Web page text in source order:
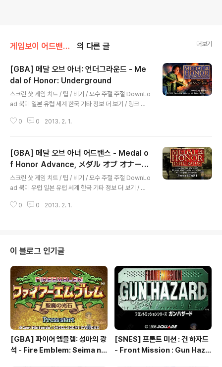
게임보이 어드밴스 / [GBA]/액션/아케이드 의 다른 글 더보기
[GBA] 메달 오브 아너: 언더그라운드 - Me
dal of Honor: Underground
스크린 샷 게임 치트 / 팁 / 비기 / 묘수 주절 주절 DownLo
ad 북미 일본 유럽 세계 한국 기타 정보 더 보기 / 링크 관
액션/아케이드] - [GBA] 메달 오브 아너 어드밴스 - Med
filtrator
0 0 2013. 2. 1.
[GBA] 메달 오브 아너 어드밴스 - Medal o
f Honor Advance, メダル オブ オナー
アドバンス, 메달 오브 아너: 인필트레이터 -
Medal of Honor: Infiltrator
스크린 샷 게임 치트 / 팁 / 비기 / 묘수 주절 주절 DownLo
ad 북미 유럽 일본 유럽 세계 한국 기타 정보 더 보기 / 링
0 0 2013. 2. 1.
이 블로그 인기글
[GBA] 파이어 엠블렘: 성마의 광
석 - Fire Emblem: Seima no
[SNES] 프론트 미션 : 건 하자드
- Front Mission : Gun Haza